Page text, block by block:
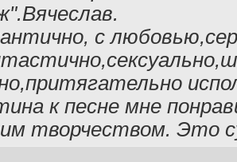
с
к песне мне
творчеством. Это